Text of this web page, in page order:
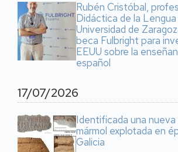
Rubén Cristóbal,
Didáctica de la Lengua
Universidad de
beca Fulbright para
EEUU sobre la
español
17/07/2026
Identificada una
mármol explotada en
Galicia